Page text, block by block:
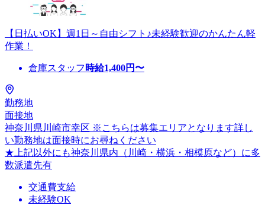
【日払いOK】週1日～自由シフト♪未経験歓迎のかんたん軽
作業！
倉庫スタッフ 時給1,400円〜
勤務地
面接地
神奈川県川崎市幸区 ※こちらは募集エリアとなります詳し
い勤務地は面接時にお尋ねください
★上記以外にも神奈川県内（川崎・横浜・相模原など）に多
数派遣先有
交通費支給
未経験OK